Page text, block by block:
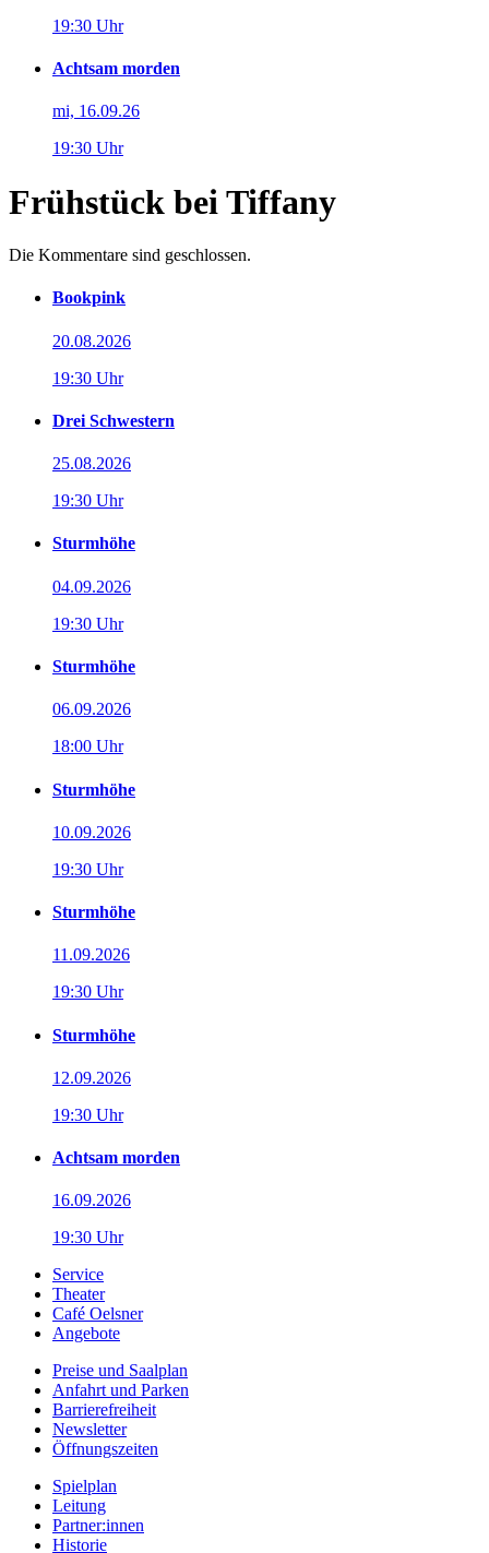
19:30 Uhr
Achtsam morden
mi, 16.09.26
19:30 Uhr
Frühstück bei Tiffany
Die Kommentare sind geschlossen.
Bookpink
20.08.2026
19:30 Uhr
Drei Schwestern
25.08.2026
19:30 Uhr
Sturmhöhe
04.09.2026
19:30 Uhr
Sturmhöhe
06.09.2026
18:00 Uhr
Sturmhöhe
10.09.2026
19:30 Uhr
Sturmhöhe
11.09.2026
19:30 Uhr
Sturmhöhe
12.09.2026
19:30 Uhr
Achtsam morden
16.09.2026
19:30 Uhr
Service
Theater
Café Oelsner
Angebote
Preise und Saalplan
Anfahrt und Parken
Barrierefreiheit
Newsletter
Öffnungszeiten
Spielplan
Leitung
Partner:innen
Historie